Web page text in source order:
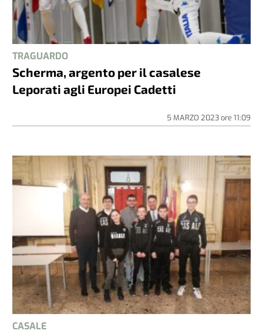
TRAGUARDO
Scherma, argento per il casalese
Leporati agli Europei Cadetti
5 MARZO 2023ore 11:09
CASALE